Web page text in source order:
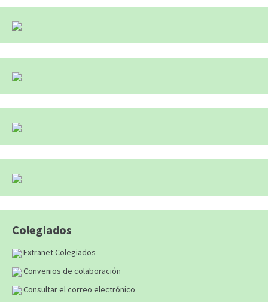
Colegiados
Extranet Colegiados
Convenios de colaboración
Consultar el correo electrónico